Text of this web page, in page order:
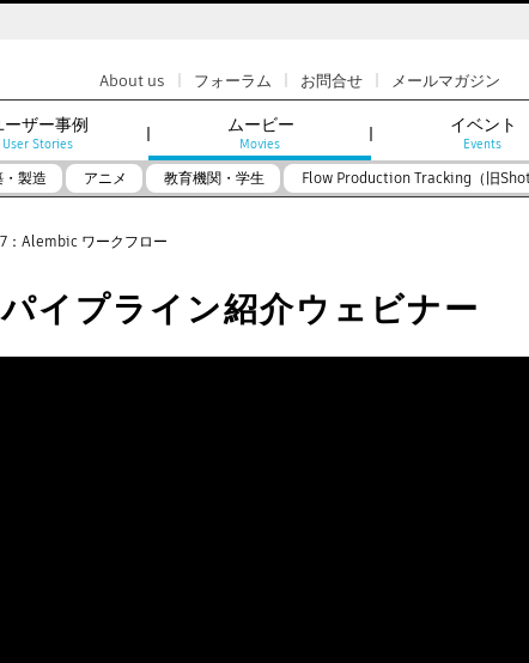
About us | フォーラム | お問合せ | メールマガジン
ーザー事例
User Stories
ムービー
Movies
イベント
Events
製造 アニメ 教育機関・学生 Flow Production Tracking（旧
：Alembic ワークフロー
イプライン紹介ウェビナー